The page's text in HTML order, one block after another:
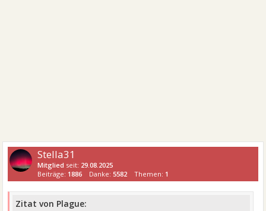
Stella31
Mitglied seit: 29.08.2025
Beiträge: 1886 Danke:5582 Themen: 1
Zitat von Plague: